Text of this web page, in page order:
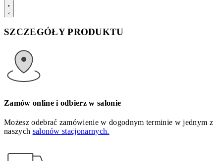
SZCZEGÓŁY PRODUKTU
Zamów online i odbierz w salonie
Możesz odebrać zamówienie w dogodnym terminie w jednym z
naszych salonów stacjonarnych.